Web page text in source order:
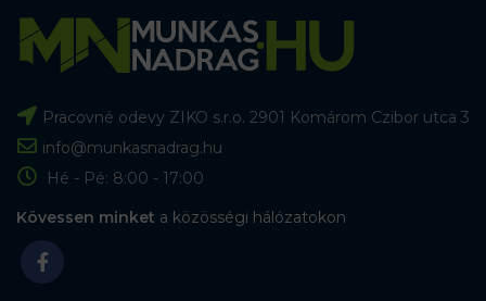
Pracovné odevy ZIKO s.r.o. 2901 Komárom Czibor utca 3
info@munkasnadrag.hu
Hé - Pé: 8:00 - 17:00
Kövessen minket a közösségi hálózatokon